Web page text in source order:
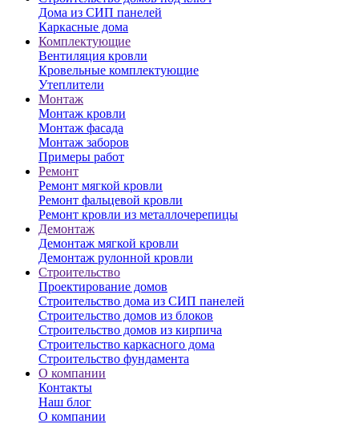
Дома из СИП панелей
Каркасные дома
Комплектующие
Вентиляция кровли
Кровельные комплектующие
Утеплители
Монтаж
Монтаж кровли
Монтаж фасада
Монтаж заборов
Примеры работ
Ремонт
Ремонт мягкой кровли
Ремонт фальцевой кровли
Ремонт кровли из металлочерепицы
Демонтаж
Демонтаж мягкой кровли
Демонтаж рулонной кровли
Строительство
Проектирование домов
Строительство дома из СИП панелей
Строительство домов из блоков
Строительство домов из кирпича
Строительство каркасного дома
Строительство фундамента
О компании
Контакты
Наш блог
О компании